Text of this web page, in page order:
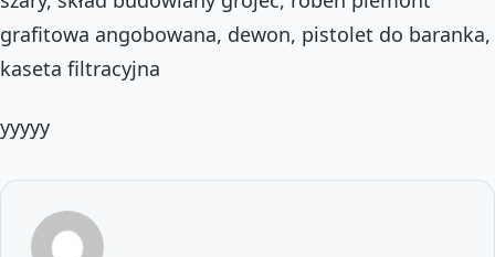
grafitowa angobowana, dewon, pistolet do baranka,
kaseta filtracyjna
yyyyy